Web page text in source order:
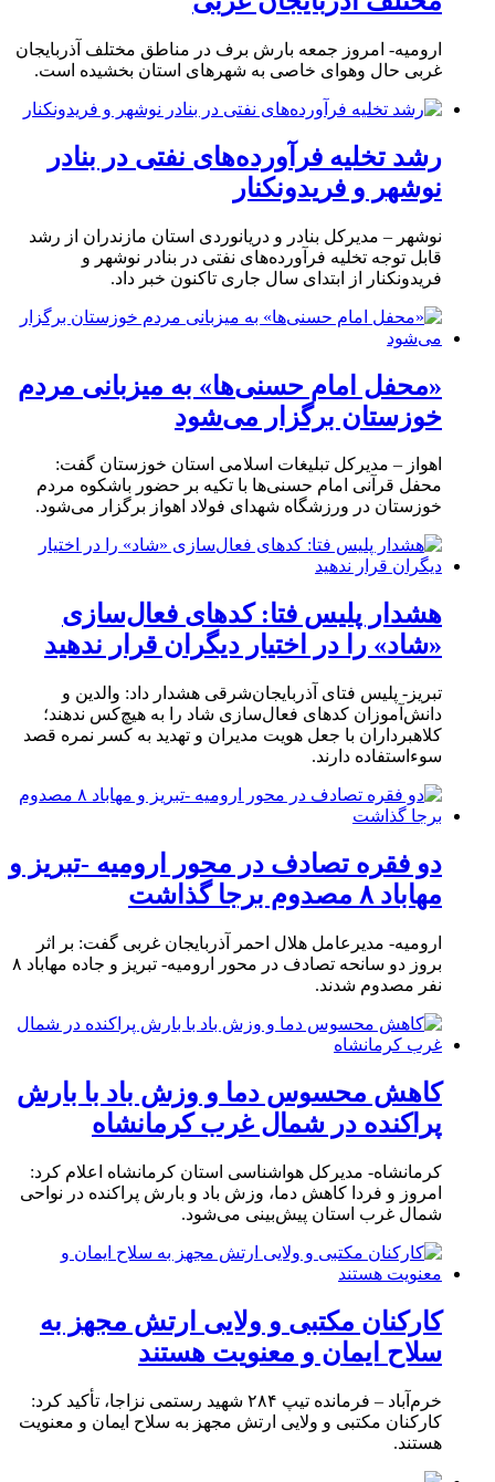
ارومیه- امروز جمعه بارش برف در مناطق مختلف آذربایجان
غربی حال وهوای خاصی به شهرهای استان بخشیده است.
رشد تخلیه فرآورده‌های نفتی در بنادر
نوشهر و فریدونکنار
نوشهر – مدیرکل بنادر و دریانوردی استان مازندران از رشد
قابل توجه تخلیه فرآورده‌های نفتی در بنادر نوشهر و
فریدونکنار از ابتدای سال جاری تاکنون خبر داد.
«محفل امام حسنی‌ها» به میزبانی مردم
خوزستان برگزار می‌شود
اهواز – مدیرکل تبلیغات اسلامی استان خوزستان گفت:
محفل قرآنی امام حسنی‌ها با تکیه بر حضور باشکوه مردم
خوزستان در ورزشگاه شهدای فولاد اهواز برگزار می‌شود.
هشدار پلیس فتا: کدهای فعال‌سازی
«شاد» را در اختیار دیگران قرار ندهید
تبریز- پلیس فتای آذربایجان‌شرقی هشدار داد: والدین و
دانش‌آموزان کدهای فعال‌سازی شاد را به هیچ‌کس ندهند؛
کلاهبرداران با جعل هویت مدیران و تهدید به کسر نمره قصد
سوءاستفاده دارند.
دو فقره تصادف در محور ارومیه -تبریز و
مهاباد ۸ مصدوم برجا گذاشت
ارومیه- مدیرعامل هلال احمر آذربایجان غربی گفت: بر اثر
بروز دو سانحه تصادف در محور ارومیه- تبریز و جاده مهاباد ۸
نفر مصدوم شدند.
کاهش محسوس دما و وزش باد با بارش
پراکنده در شمال غرب کرمانشاه
کرمانشاه- مدیرکل هواشناسی استان کرمانشاه اعلام کرد:
امروز و فردا کاهش دما، وزش باد و بارش پراکنده در نواحی
شمال غرب استان پیش‌بینی می‌شود.
کارکنان مکتبی و ولایی ارتش مجهز به
سلاح ایمان و معنویت هستند
خرم‌آباد – فرمانده تیپ ۲۸۴ شهید رستمی نزاجا، تأکید کرد:
کارکنان مکتبی و ولایی ارتش مجهز به سلاح ایمان و معنویت
هستند.